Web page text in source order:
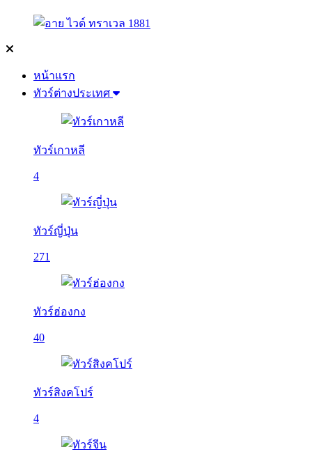
หน้าแรก
ทัวร์ต่างประเทศ
ทัวร์เกาหลี
4
ทัวร์ญี่ปุ่น
271
ทัวร์ฮ่องกง
40
ทัวร์สิงคโปร์
4